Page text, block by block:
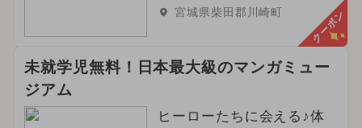
宮城県柴田郡川崎町 クーポン
未就学児無料！日本最大級のマンガミュー
ジアム
ヒーローたちに会える♪体